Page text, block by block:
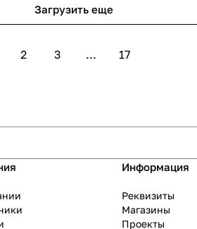
Загрузить еще
2 3 ... 17
Информация
Реквизиты
Магазины
Проекты